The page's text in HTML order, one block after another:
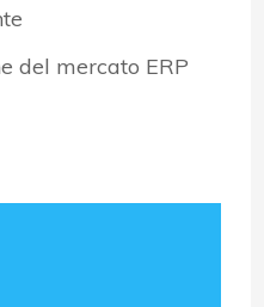
del mercato ERP